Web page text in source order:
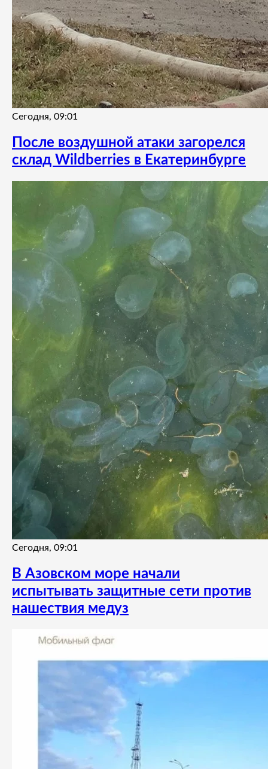
Сегодня, 09:01
После воздушной атаки загорелся
склад Wildberries в Екатеринбурге
Сегодня, 09:01
В Азовском море начали
испытывать защитные сети против
нашествия медуз